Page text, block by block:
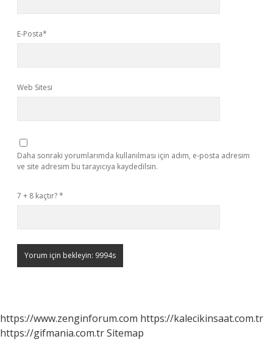
E-Posta*
Web Sitesi
Daha sonraki yorumlarımda kullanılması için adım, e-posta adresim
ve site adresim bu tarayıcıya kaydedilsin.
7 + 8 kaçtır?*
https://www.zenginforum.com https://kalecikinsaat.com.tr
https://gifmania.com.trSitemap